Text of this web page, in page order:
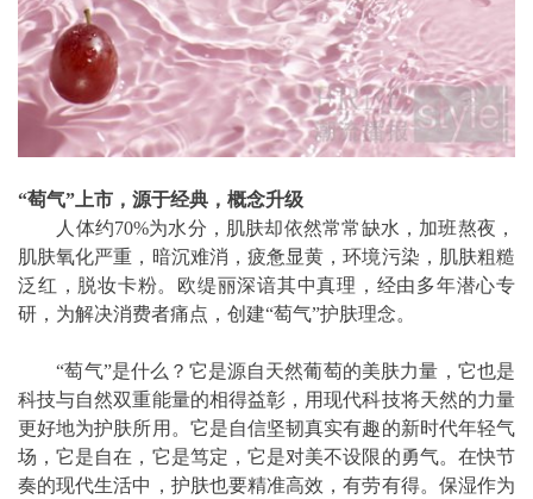
“萄气”上市，源于经典，概念升级
人体约70%为水分，肌肤却依然常常缺水，加班熬夜，
肌肤氧化严重，暗沉难消，疲惫显黄，环境污染，肌肤粗糙
泛红，脱妆卡粉。欧缇丽深谙其中真理，经由多年潜心专
研，为解决消费者痛点，创建“萄气”护肤理念。
“萄气”是什么？它是源自天然葡萄的美肤力量，它也是
科技与自然双重能量的相得益彰，用现代科技将天然的力量
更好地为护肤所用。它是自信坚韧真实有趣的新时代年轻气
场，它是自在，它是笃定，它是对美不设限的勇气。在快节
奏的现代生活中，护肤也要精准高效，有劳有得。保湿作为